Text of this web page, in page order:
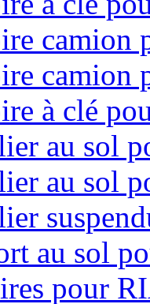
camion
camion
à clé
au sol
au sol
au sol
pour